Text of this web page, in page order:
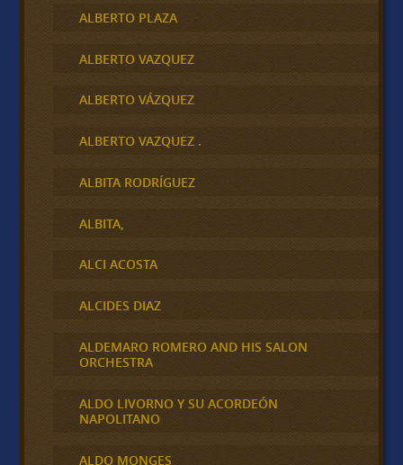
ALBERTO PLAZA
ALBERTO VAZQUEZ
ALBERTO VÁZQUEZ
ALBERTO VAZQUEZ .
ALBITA RODRÍGUEZ
ALBITA,
ALCI ACOSTA
ALCIDES DIAZ
ALDEMARO ROMERO AND HIS SALON
ORCHESTRA
ALDO LIVORNO Y SU ACORDEÓN
NAPOLITANO
ALDO MONGES